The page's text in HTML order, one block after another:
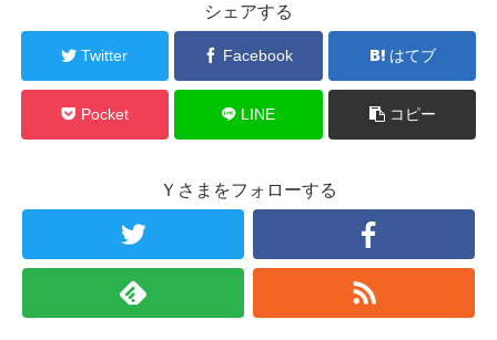
シェアする
Twitter Facebook はてブ
Pocket LINE コピー
Ｙさまをフォローする